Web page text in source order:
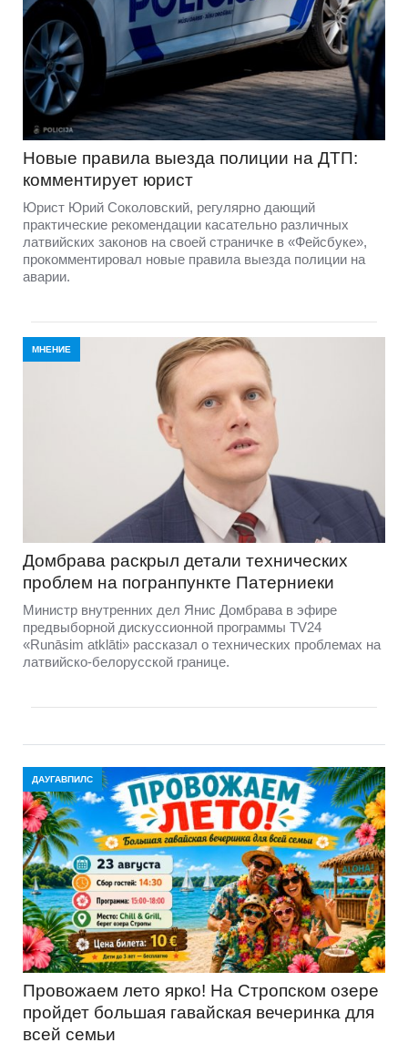
Новые правила выезда полиции на ДТП:
комментирует юрист
Юрист Юрий Соколовский, регулярно дающий
практические рекомендации касательно различных
латвийских законов на своей страничке в «Фейсбуке»,
прокомментировал новые правила выезда полиции на
аварии.
МНЕНИЕ
Домбравa раскрыл детали технических
проблем на погранпункте Патерниеки
Министр внутренних дел Янис Домбрава в эфире
предвыборной дискуссионной программы TV24
«Runāsim atklāti» рассказал о технических проблемах на
латвийско-белорусской границе.
ДАУГАВПИЛС
Провожаем лето ярко! На Стропском озере
пройдет большая гавайская вечеринка для
всей семьи